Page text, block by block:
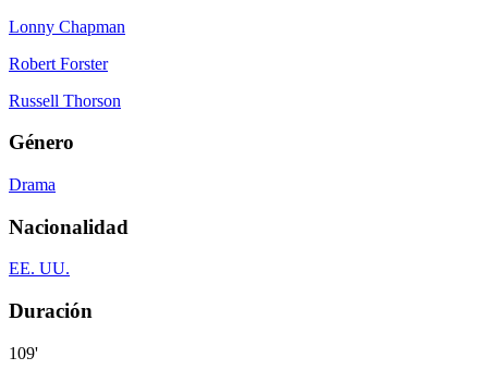
Lonny Chapman
Robert Forster
Russell Thorson
Género
Drama
Nacionalidad
EE. UU.
Duración
109'